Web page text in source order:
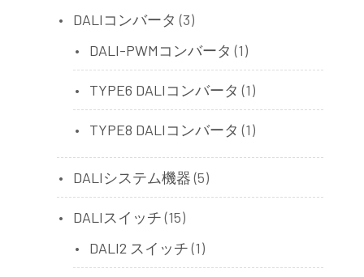
DALIコンバータ (3)
DALI-PWMコンバータ (1)
TYPE6 DALIコンバータ (1)
TYPE8 DALIコンバータ (1)
DALIシステム機器 (5)
DALIスイッチ (15)
DALI2 スイッチ (1)